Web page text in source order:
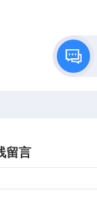
留言